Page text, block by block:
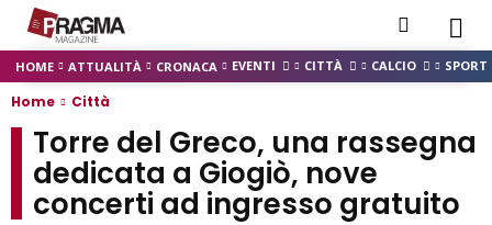
HOME ATTUALITÀ CRONACA EVENTI CITTÀ CALCIO SPORT
Home Città
Torre del Greco, una rassegna
dedicata a Giogiò, nove
concerti ad ingresso gratuito